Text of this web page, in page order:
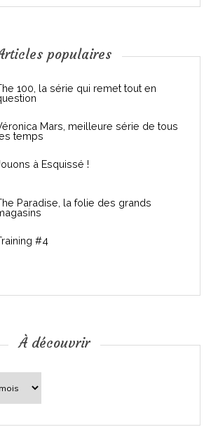
populaires
100, la série qui remet tout en
Mars, meilleure série de tous
temps
à Esquissé !
Paradise, la folie des grands
#4
À découvrir